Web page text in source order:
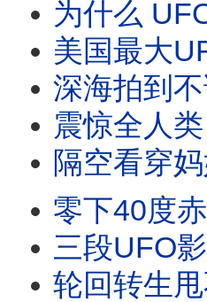
为什么 UFO 总在核
美国最大UFO悬案
深海拍到不该存在的
震惊全人类！世
隔空看穿妈妈工
零下40度赤脚冲
三段UFO影像震惊全网！六
轮回转生甩不掉这些